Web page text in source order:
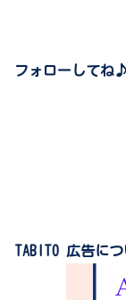
フォローしてね
TABITO 広告に